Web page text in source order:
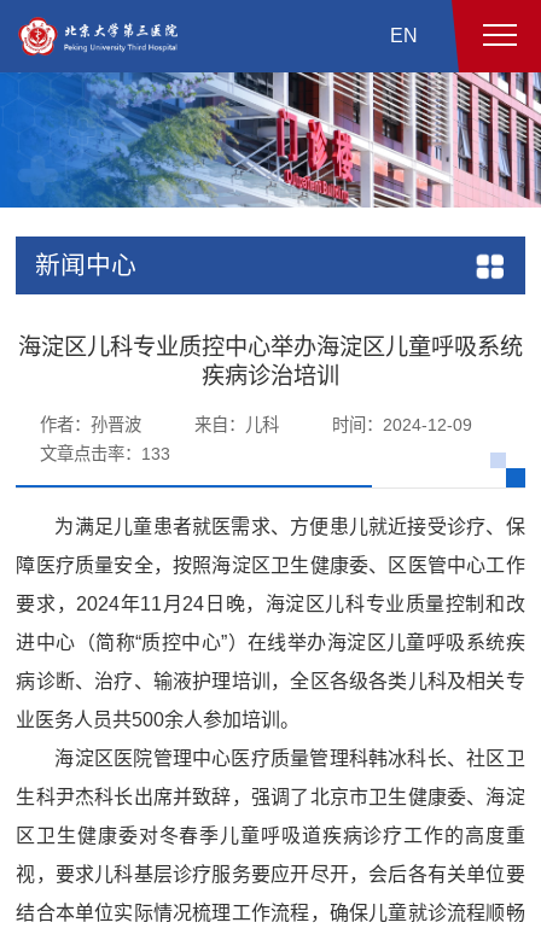
EN
新闻中心
海淀区儿科专业质控中心举办海淀区儿童呼吸系统
疾病诊治培训
作者：孙晋波 来自：儿科
时间：2024-12-09
文章点击率： 133
为满足儿童患者就医需求、方便患儿就近接受诊疗、保
障医疗质量安全，按照海淀区卫生健康委、区医管中心工作
要求，2024年11月24日晚，海淀区儿科专业质量控制和改
进中心（简称“质控中心”）在线举办海淀区儿童呼吸系统疾
病诊断、治疗、输液护理培训，全区各级各类儿科及相关专
业医务人员共500余人参加培训。
海淀区医院管理中心医疗质量管理科韩冰科长、社区卫
生科尹杰科长出席并致辞，强调了北京市卫生健康委、海淀
区卫生健康委对冬春季儿童呼吸道疾病诊疗工作的高度重
视，要求儿科基层诊疗服务要应开尽开，会后各有关单位要
结合本单位实际情况梳理工作流程，确保儿童就诊流程顺畅